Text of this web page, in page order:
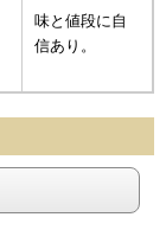
味と値段に自
信あり。